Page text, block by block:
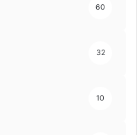
60
32
10